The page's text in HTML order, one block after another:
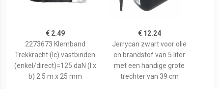
€ 2.49
2273673 Klemband
Trekkracht (lc) vastbinden
(enkel/direct)=125 daN (l x
b) 2.5 m x 25 mm
€ 12.24
Jerrycan zwart voor olie
en brandstof van 5 liter
met een handige grote
trechter van 39 cm